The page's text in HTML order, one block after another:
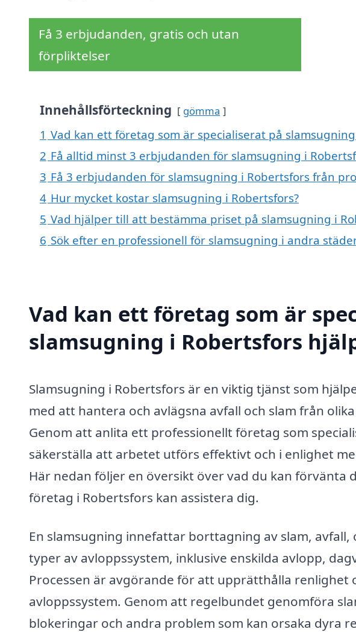
Få 3 erbjudanden, gratis och utan
förpliktelser
Innehållsförteckning gömma
1 Vad kan ett företag som är specialiserat på
2 Få alltid minst 3 erbjudanden för slamsugning i
3 Få 3 erbjudanden för slamsugning i Robertsfors från
4 Hur mycket kostar slamsugning i Robertsfors?
5 Vad hjälper till att bestämma priset på slamsugning i
6 Sök efter en professionell för slamsugning i andra
Vad kan ett företag som är
slamsugning i Robertsfors
Slamsugning i Robertsfors är en viktig tjänst som
med att hantera och avlägsna avfall och slam från
Genom att anlita ett professionellt företag som
säkerställa att arbetet utförs effektivt och i enlighet
Här nedan följer en översikt över vad du kan förvänta
företag i Robertsfors kan assistera dig.
En slamsugning innefattar borttagning av slam,
typer av avloppssystem, inklusive enskilda avlopp,
Processen är avgörande för att upprätthålla
avloppssystem. Genom att regelbundet genomföra
blokeringar och andra problem som kan orsaka dyra